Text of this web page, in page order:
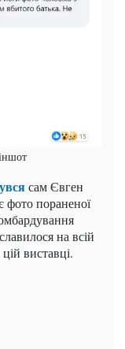
сам Євген
фото пораненої
на всій
виставці.